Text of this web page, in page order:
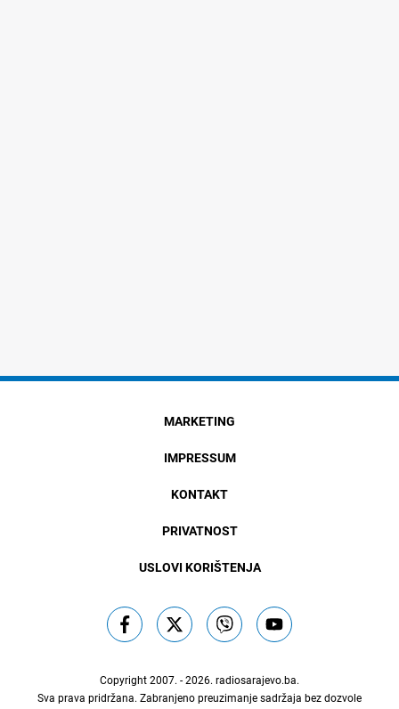
MARKETING
IMPRESSUM
KONTAKT
PRIVATNOST
USLOVI KORIŠTENJA
Copyright 2007. - 2026. radiosarajevo.ba.
Sva prava pridržana. Zabranjeno preuzimanje sadržaja bez dozvole